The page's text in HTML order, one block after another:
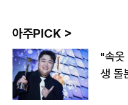
아주PICK >
"속옷
생 돌